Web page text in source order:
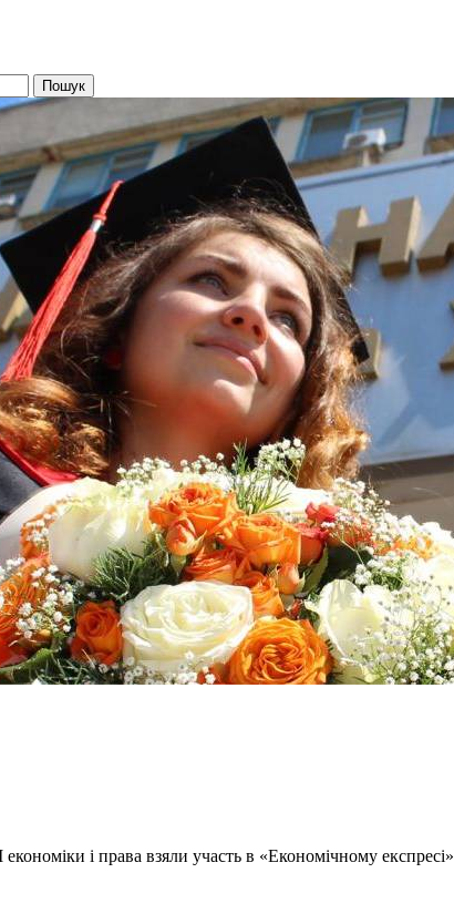
Пошук
і права взяли участь в «Економічному експресі»